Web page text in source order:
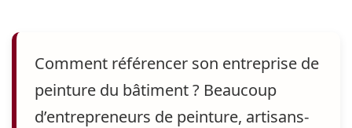
Comment référencer son entreprise de
peinture du bâtiment ?Beaucoup
d’entrepreneurs de peinture, artisans-